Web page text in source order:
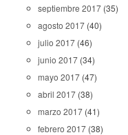
septiembre 2017 (35)
agosto 2017 (40)
julio 2017 (46)
junio 2017 (34)
mayo 2017 (47)
abril 2017 (38)
marzo 2017 (41)
febrero 2017 (38)